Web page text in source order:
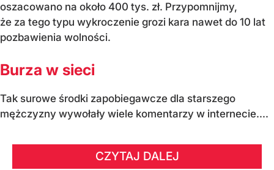
oszacowano na około 400 tys. zł. Przypomnijmy,
że za tego typu wykroczenie grozi kara nawet do 10 lat
pozbawienia wolności.
Burza w sieci
Tak surowe środki zapobiegawcze dla starszego
mężczyzny wywołały wiele komentarzy w internecie....
CZYTAJ DALEJ